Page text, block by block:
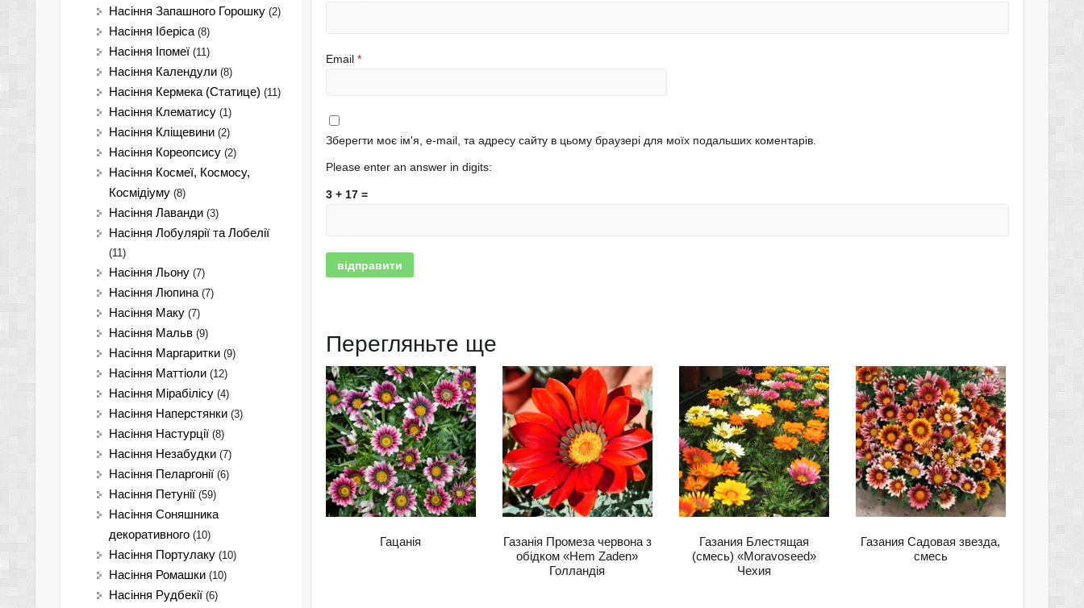
Email *
Зберегти моє ім'я, e-mail, та адресу сайту в цьому браузері для моїх подальших коментарів.
Please enter an answer in digits:
3 + 17 =
Перегляньте ще
Гацанія
Газанія Промеза червона з
обідком «Hem Zaden»
Голландія
Газания Блестящая
(смесь) «Moravoseed»
Чехия
Газания Садовая звезда,
смесь
Насіння Запашного Горошку (2)
Насіння Іберіса (8)
Насіння Іпомеї (11)
Насіння Календули (8)
Насіння Кермека (Статице) (11)
Насіння Клематису (1)
Насіння Кліщевини (2)
Насіння Кореопсису (2)
Насіння Космеї, Космосу,
Космідіуму (8)
Насіння Лаванди (3)
Насіння Лобулярії та Лобелії
(11)
Насіння Льону (7)
Насіння Люпина (7)
Насіння Маку (7)
Насіння Мальв (9)
Насіння Маргаритки (9)
Насіння Маттіоли (12)
Насіння Мірабілісу (4)
Насіння Наперстянки (3)
Насіння Настурції (8)
Насіння Незабудки (7)
Насіння Пеларгонії (6)
Насіння Петунії (59)
Насіння Соняшника
декоративного (10)
Насіння Портулаку (10)
Насіння Ромашки (10)
Насіння Рудбекії (6)